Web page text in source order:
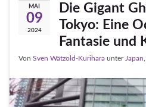
MAI
09
2024
Die Gigant
Tokyo: Eine
Fantasie und
Von Sven Wätzold-Kurihara unter Japan